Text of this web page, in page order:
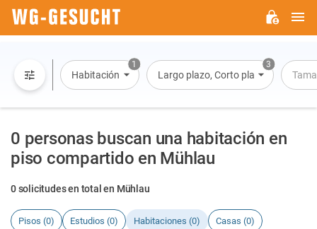
1
Habitación
3
Largo plazo, Corto plazo, Alquiler
0 personas buscan una habitación en
piso compartido en Mühlau
0 solicitudes en total en Mühlau
Pisos (0) Estudios (0) Habitaciones (0) Casas (0)